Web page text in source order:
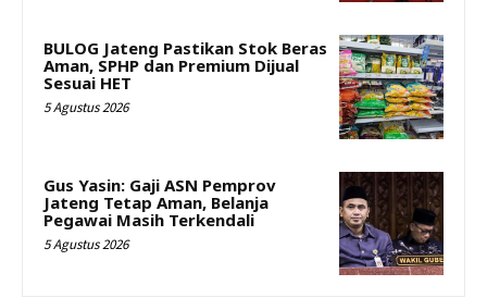
BULOG Jateng Pastikan Stok Beras
Aman, SPHP dan Premium Dijual
Sesuai HET
5 Agustus 2026
Gus Yasin: Gaji ASN Pemprov
Jateng Tetap Aman, Belanja
Pegawai Masih Terkendali
5 Agustus 2026